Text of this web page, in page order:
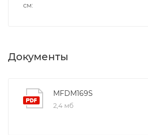
см
Документы
MFDM169S
2,4 мб